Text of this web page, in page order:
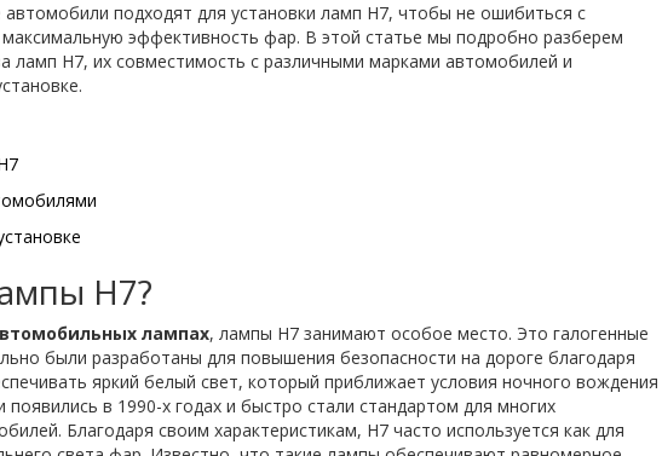
подходят для установки ламп H7, чтобы не ошибиться с
эффективность фар. В этой статье мы подробно разберем
ламп H7, их совместимость с различными марками автомобилей и
H7?
лампах, лампы H7 занимают особое место. Это галогенные
были разработаны для повышения безопасности на дороге благодаря
яркий белый свет, который приближает условия ночного вождения
в 1990-х годах и быстро стали стандартом для многих
Благодаря своим характеристикам, H7 часто используется как для